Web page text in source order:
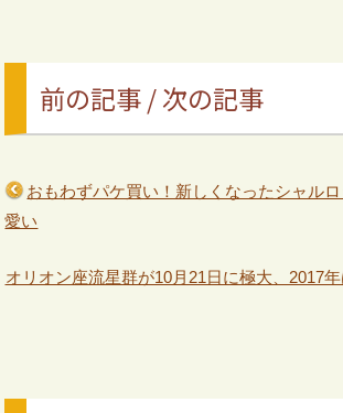
前の記事 / 次の記事
おもわずパケ買い！新しくなったシャル
愛い
オリオン座流星群が10月21日に極大、2017